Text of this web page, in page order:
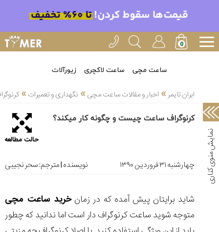
ساعت مچی ساعت لاکچری زیورآلات
ایران تایمر » اخبار و مقالات ساعت مچی» نگهداری و تعمیرات»
کرنوگراف ساعت چیست و چگونه کار میکند؟
حالت مطالعه
چهارشنبه ۳۱ فروردین ۱۳۹۰ نویسنده | مترجم:سحر نجیبی
شاید برایتان پیش آمده که در زمانخرید ساعت مچی
متوجه شوید ساعت کرنوگراف دار است اما ندانید که چطور
خدمات
ایران
تایمر(11)
سرزمین
ساعت،
سوئیس(136)
آموزش
دانستی
های